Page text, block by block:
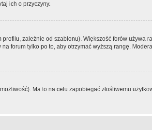
ich o przyczyny.
zależnie od szablonu). Większość forów używa
forum tylko po to, aby otrzymać wyższą rangę.
Ma to na celu zapobiegać złośliwemu